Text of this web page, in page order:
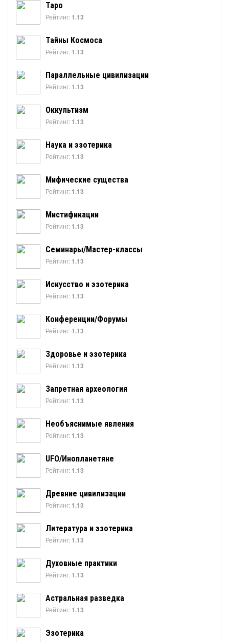
Таро
Рейтинг: 1.13
Тайны Космоса
Рейтинг: 1.13
Параллельные цивилизации
Рейтинг: 1.13
Оккультизм
Рейтинг: 1.13
Наука и эзотерика
Рейтинг: 1.13
Мифические существа
Рейтинг: 1.13
Мистификации
Рейтинг: 1.13
Семинары/Мастер-классы
Рейтинг: 1.13
Искусство и эзотерика
Рейтинг: 1.13
Конференции/Форумы
Рейтинг: 1.13
Здоровье и эзотерика
Рейтинг: 1.13
Запретная археология
Рейтинг: 1.13
Необъяснимые явления
Рейтинг: 1.13
UFO/Инопланетяне
Рейтинг: 1.13
Древние цивилизации
Рейтинг: 1.13
Литература и эзотерика
Рейтинг: 1.13
Духовные практики
Рейтинг: 1.13
Астральная разведка
Рейтинг: 1.13
Эзотерика